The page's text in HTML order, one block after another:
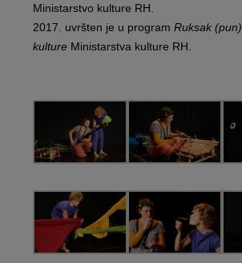
Ministarstvo kulture RH.
2017. uvršten je u program Ruksak (pun)
kultureMinistarstva kulture RH.